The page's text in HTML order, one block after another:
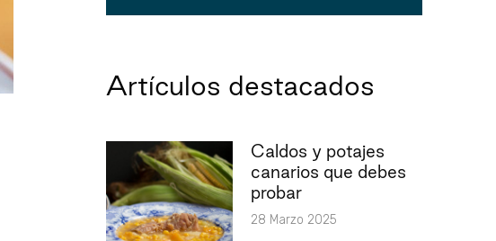
Artículos destacados
Caldos y potajes
canarios que debes
probar
28 Marzo 2025